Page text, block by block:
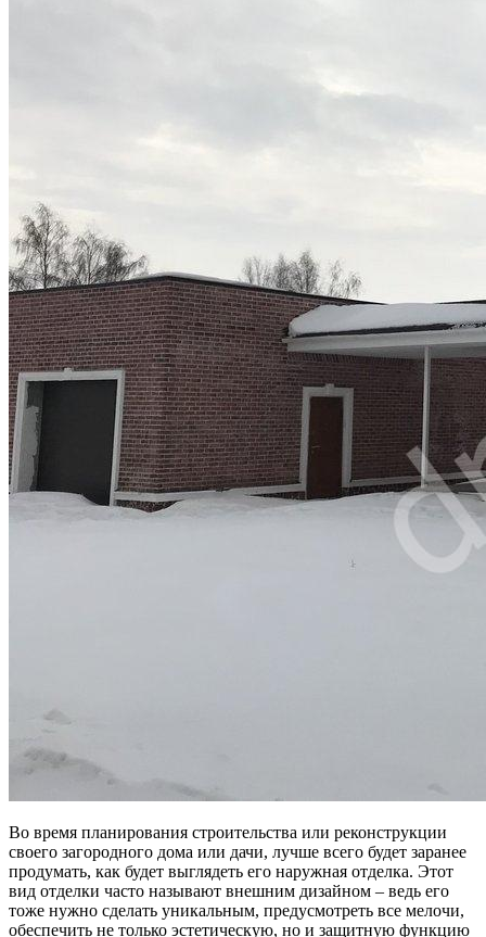
Во время планирования строительства или реконструкции
своего загородного дома или дачи, лучше всего будет заранее
продумать, как будет выглядеть его наружная отделка. Этот
вид отделки часто называют внешним дизайном – ведь его
тоже нужно сделать уникальным, предусмотреть все мелочи,
обеспечить не только эстетическую, но и защитную функцию